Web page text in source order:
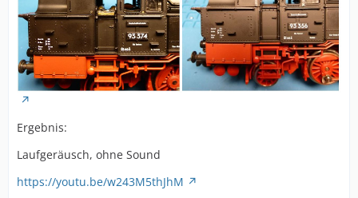
Ergebnis:
Laufgeräusch, ohne Sound
https://youtu.be/w243M5thJhM